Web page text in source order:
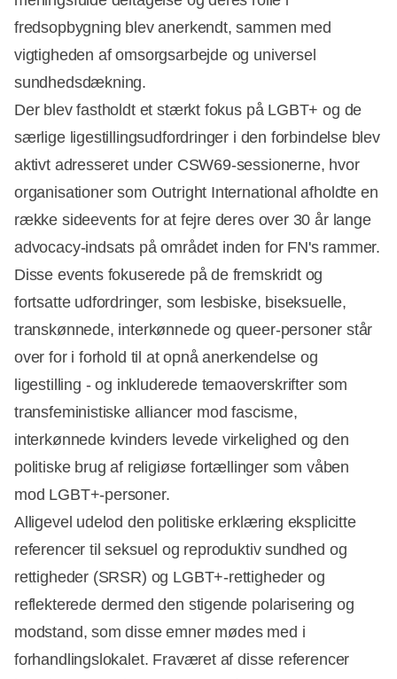
fredsopbygning blev anerkendt, sammen med
vigtigheden af omsorgsarbejde og universel
sundhedsdækning.
Der blev fastholdt et stærkt fokus på LGBT+ og de
særlige ligestillingsudfordringer i den forbindelse blev
aktivt adresseret under CSW69-sessionerne, hvor
organisationer som Outright International afholdte en
række sideevents for at fejre deres over 30 år lange
advocacy-indsats på området inden for FN's rammer.
Disse events fokuserede på de fremskridt og
fortsatte udfordringer, som lesbiske, biseksuelle,
transkønnede, interkønnede og queer-personer står
over for i forhold til at opnå anerkendelse og
ligestilling - og inkluderede temaoverskrifter som
transfeministiske alliancer mod fascisme,
interkønnede kvinders levede virkelighed og den
politiske brug af religiøse fortællinger som våben
mod LGBT+-personer.
Alligevel udelod den politiske erklæring eksplicitte
referencer til seksuel og reproduktiv sundhed og
rettigheder (SRSR) og LGBT+-rettigheder og
reflekterede dermed den stigende polarisering og
modstand, som disse emner mødes med i
forhandlingslokalet. Fraværet af disse referencer